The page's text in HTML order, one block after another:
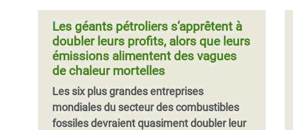
Les géants pétroliers s’apprêtent à
doubler leurs profits, alors que leurs
émissions alimentent des vagues
de chaleur mortelles
Les six plus grandes entreprises
mondiales du secteur des combustibles
fossiles devraient quasiment doubler leur